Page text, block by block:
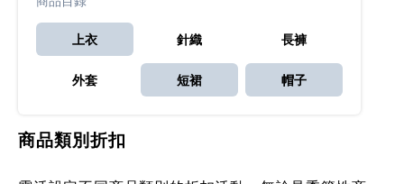
上衣 針織 長褲
外套 短裙 帽子
商品類別折扣